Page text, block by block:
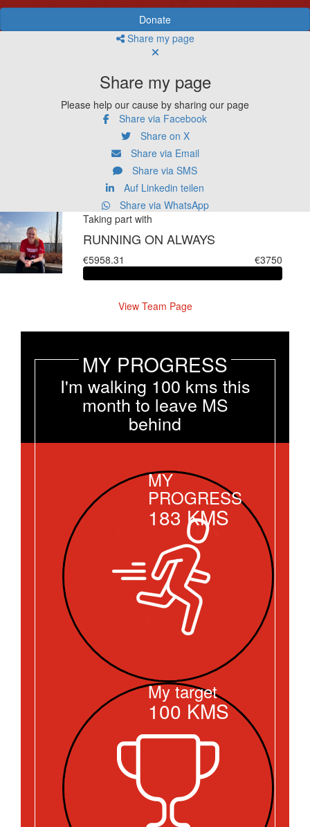
Donate
Share my page
Share my page
Please help our cause by sharing our page
Share via Facebook
Share on X
Share via Email
Share via SMS
Auf Linkedin teilen
Share via WhatsApp
Taking part with
RUNNING ON ALWAYS
€5958.31 €3750
View Team Page
MY PROGRESS
I'm walking 100 kms this
month to leave MS
behind
MY
PROGRESS
183 KMS
My target
100 KMS